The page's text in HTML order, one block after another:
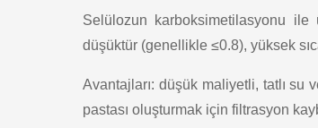
Selülozun karboksimetilasyonu
düşüktür (genellikle ≤0.8), yüksek
Avantajları: düşük maliyetli, tatlı su
pastası oluşturmak için filtrasyon